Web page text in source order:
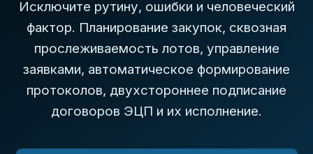
Исключите рутину, ошибки и человеческий
фактор. Планирование закупок, сквозная
прослеживаемость лотов, управление
заявками, автоматическое формирование
протоколов, двухстороннее подписание
договоров ЭЦП и их исполнение.